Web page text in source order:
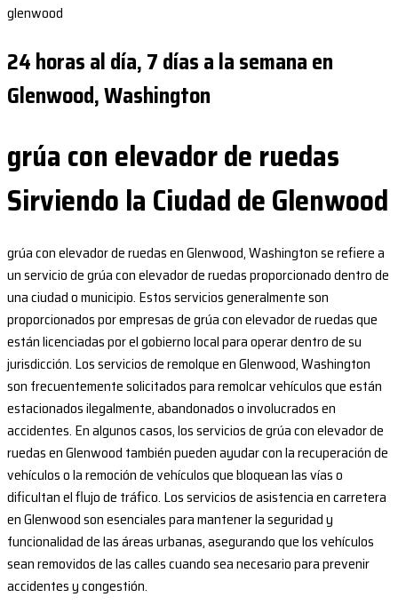
glenwood
24 horas al día, 7 días a la semana en
Glenwood, Washington
grúa con elevador de ruedas
Sirviendo la Ciudad de Glenwood
grúa con elevador de ruedas en Glenwood, Washington se refiere a
un servicio de grúa con elevador de ruedas proporcionado dentro de
una ciudad o municipio. Estos servicios generalmente son
proporcionados por empresas de grúa con elevador de ruedas que
están licenciadas por el gobierno local para operar dentro de su
jurisdicción. Los servicios de remolque en Glenwood, Washington
son frecuentemente solicitados para remolcar vehículos que están
estacionados ilegalmente, abandonados o involucrados en
accidentes. En algunos casos, los servicios de grúa con elevador de
ruedas en Glenwood también pueden ayudar con la recuperación de
vehículos o la remoción de vehículos que bloquean las vías o
dificultan el flujo de tráfico. Los servicios de asistencia en carretera
en Glenwood son esenciales para mantener la seguridad y
funcionalidad de las áreas urbanas, asegurando que los vehículos
sean removidos de las calles cuando sea necesario para prevenir
accidentes y congestión.